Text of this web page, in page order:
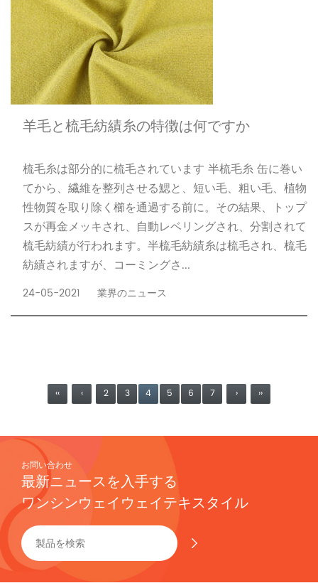
羊毛と梳毛紡績糸の特徴は何ですか
梳毛糸は部分的に梳毛されています 半梳毛糸 缶に巻い
てから、繊維を整列させる鰓と、短い毛、粗い毛、植物
性物質を取り除く櫛を通過する前に。その結果、トップ
スが再金メッキされ、自動レベリングされ、分割されて
梳毛紡績が行われます。半梳毛紡績糸は梳毛され、梳毛
紡績されますが、コーミングさ...
24-05-2021 業界のニュース
‹‹ ‹ 2 3 4 5 6 7 › ››
お問い合わせ
最新ニュースを入手する
ワンシンウェイウェイテキスタイル